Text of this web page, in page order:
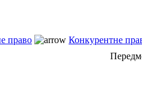
право
Конкурентне